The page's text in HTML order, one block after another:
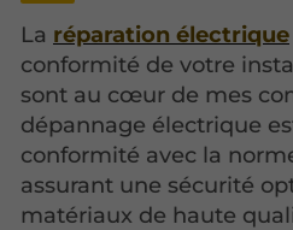
La réparation électrique
conformité de votre
sont au cœur de mes
dépannage électrique
conformité avec la
assurant une sécurité
matériaux de haute